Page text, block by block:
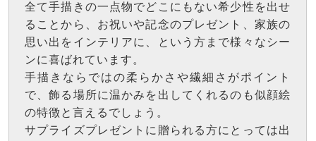
全て手描きの一点物でどこにもない希少性を出せ
ることから、お祝いや記念のプレゼント、家族の
思い出をインテリアに、という方まで様々なシー
ンに喜ばれています。
手描きならではの柔らかさや繊細さがポイント
で、飾る場所に温かみを出してくれるのも似顔絵
の特徴と言えるでしょう。
サプライズプレゼントに贈られる方にとっては出